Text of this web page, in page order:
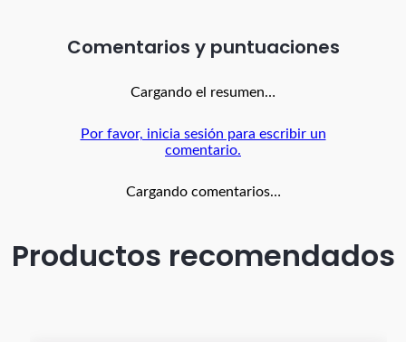
Comentarios
Cargando el resumen…
Por favor, inicia sesión para escribir un
comentario.
Cargando comentarios…
Productos recomendados